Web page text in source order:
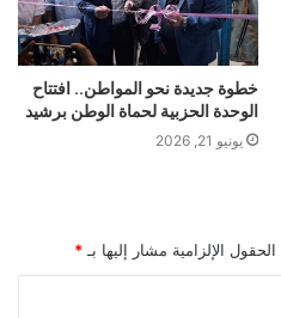
خطوة جديدة نحو المواطن.. افتتاح
الوحدة الحزبية لحماة الوطن برشيد
يونيو 21, 2026
الحقول الإلزامية مشار إليها بـ *